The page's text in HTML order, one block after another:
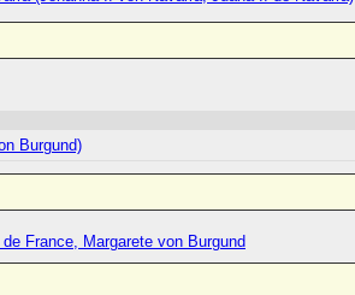
Burgund)
France, Margarete von Burgund